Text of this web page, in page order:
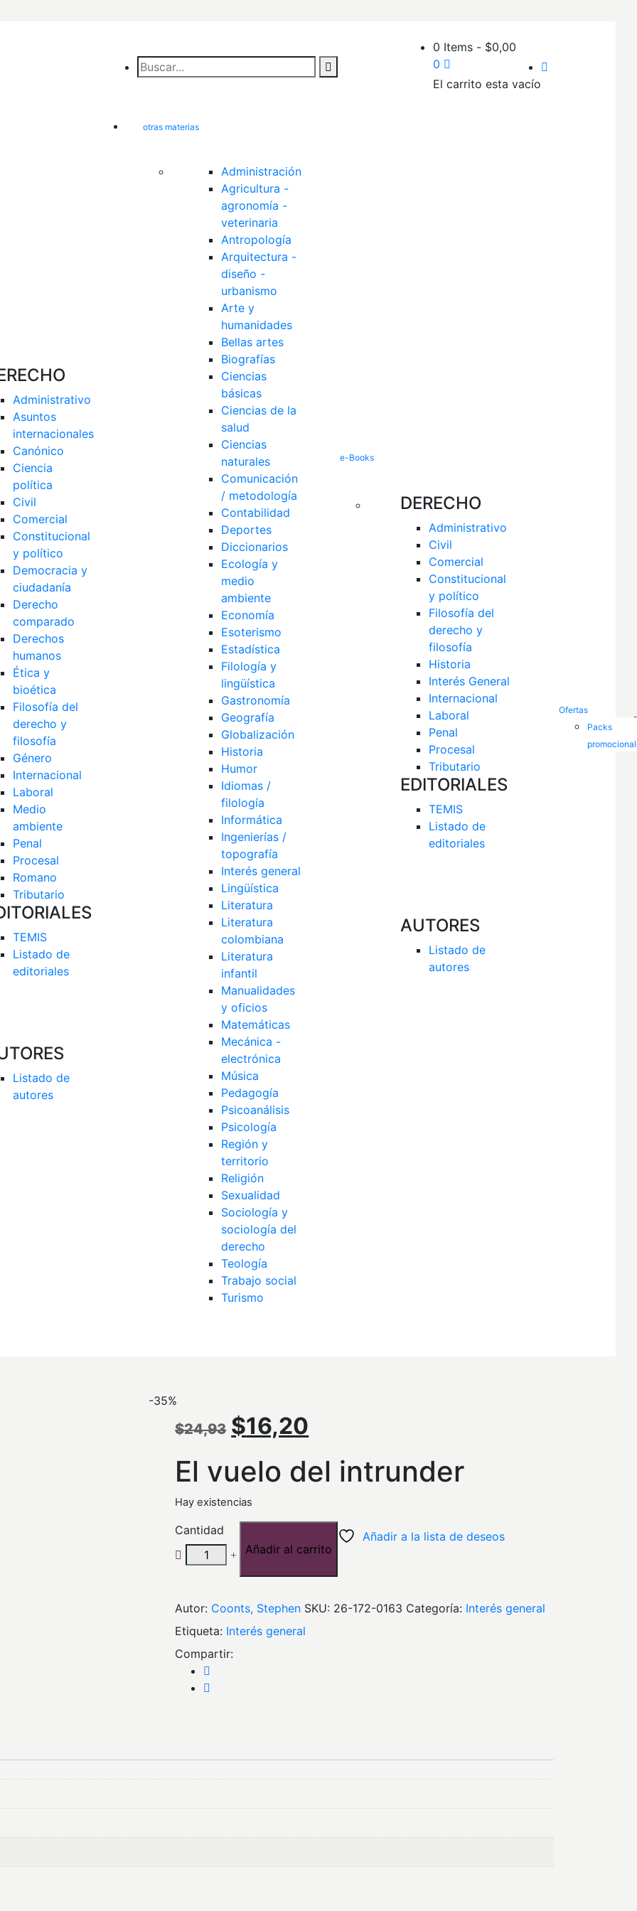
Administrativo
Asuntos
internacionales
Canónico
Ciencia
política
Civil
Comercial
Constitucional
y político
Democracia y
ciudadanía
Derecho
comparado
Derechos
humanos
Ética y
bioética
Filosofía del
derecho y
filosofía
Género
Internacional
Laboral
Medio
ambiente
Penal
Procesal
Romano
Tributario
TEMIS
Listado de
editoriales
Listado de
autores
otras materias
Administración
Agricultura -
agronomía -
veterinaria
Antropología
Arquitectura -
diseño -
urbanismo
Arte y
humanidades
Bellas artes
Biografías
Ciencias
básicas
Ciencias de la
salud
Ciencias
naturales
Comunicación
/ metodología
Contabilidad
Deportes
Diccionarios
Ecología y
medio
ambiente
Economía
Esoterismo
Estadística
Filología y
lingüística
Gastronomía
Geografía
Globalización
Historia
Humor
Idiomas /
filología
Informática
Ingenierías /
topografía
Interés general
Lingüística
Literatura
Literatura
colombiana
Literatura
infantil
Manualidades
y oficios
Matemáticas
Mecánica -
electrónica
Música
Pedagogía
Psicoanálisis
Psicología
Región y
territorio
Religión
Sexualidad
Sociología y
sociología del
derecho
Teología
Trabajo social
Turismo
e-Books
DERECHO
Administrativo
Civil
Comercial
Constitucional
y político
Filosofía del
derecho y
filosofía
Historia
Internacional
Laboral
Penal
Procesal
Tributario
EDITORIALES
TEMIS
Listado de
editoriales
AUTORES
Listado de
autores
Ofertas
Packs
0 Items - $0,00
0
El carrito esta vacío
-35%
$24,93 El
precio
original
era:
$24,93.
$16,20
precio
es:
$16,20.
El vuelo del intrunder
Hay existencias
Cantidad
Añadir al carrito
Añadir a la lista de deseos
Autor: Coonts, Stephen SKU: 26-172-0163 Categoría: interés general
Etiqueta: interés general
Compartir: